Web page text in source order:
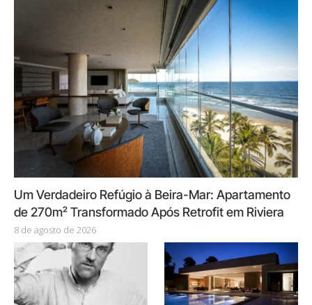
Um Verdadeiro Refúgio à Beira-Mar: Apartamento
de 270m² Transformado Após Retrofit em Riviera
8 de agosto de 2026